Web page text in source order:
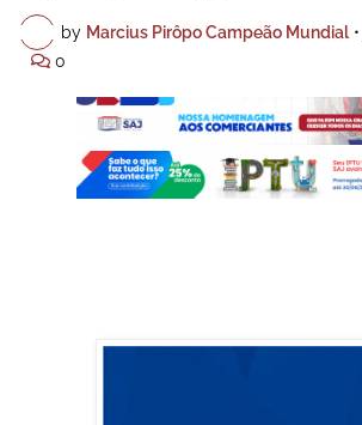
by Marcius Pirôpo Campeão Mundial •
0